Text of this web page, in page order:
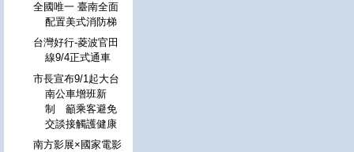
全國唯一 臺南全面
配置美式消防梯
台灣好行-菱波官田
線9/4正式通車
市長宣布9/1起大台
南公車增班新
制 籲乘客避免
交談接觸護健康
南方影展×國家電影